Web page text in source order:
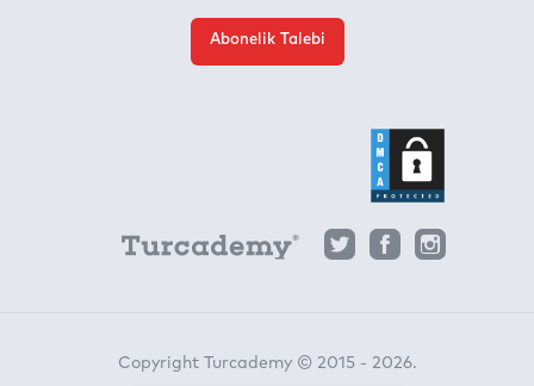
Abonelik Talebi
Copyright Turcademy © 2015 - 2026.